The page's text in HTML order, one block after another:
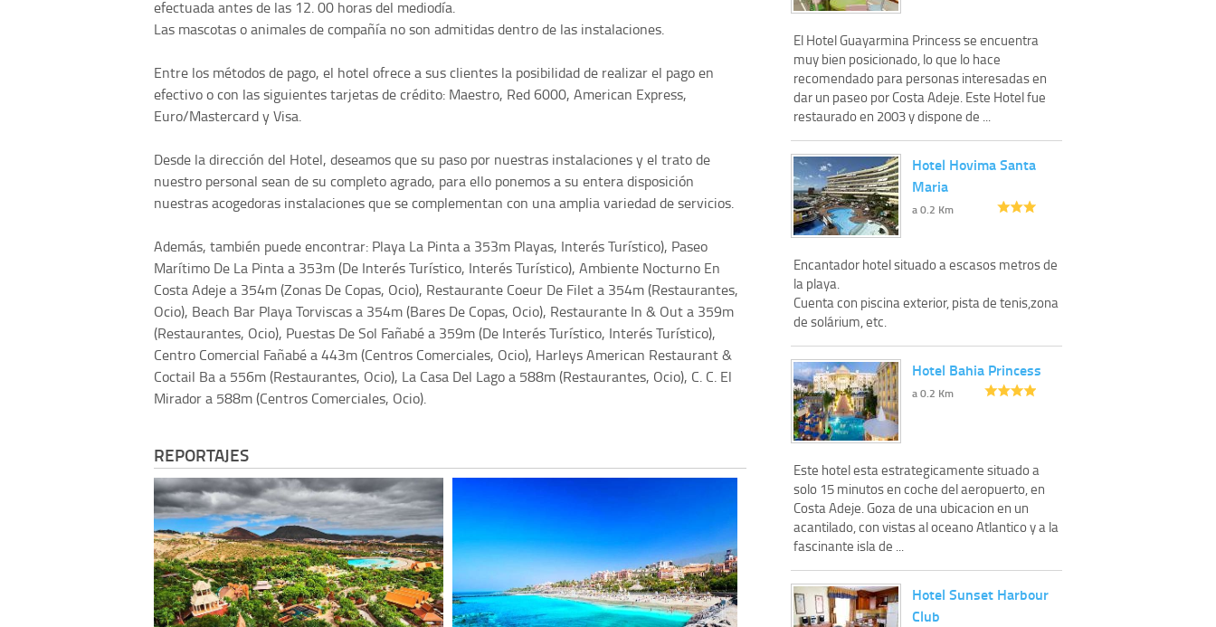
efectuada antes de las 12. 00 horas del mediodía.
Las mascotas o animales de compañía no son admitidas dentro de las instalaciones.
Entre los métodos de pago, el hotel ofrece a sus clientes la posibilidad de realizar el pago en
efectivo o con las siguientes tarjetas de crédito: Maestro, Red 6000, American Express,
Euro/Mastercard y Visa.
Desde la dirección del Hotel, deseamos que su paso por nuestras instalaciones y el trato de
nuestro personal sean de su completo agrado, para ello ponemos a su entera disposición
nuestras acogedoras instalaciones que se complementan con una amplia variedad de servicios.
Además, también puede encontrar: Playa La Pinta a 353m Playas, Interés Turístico), Paseo
Marítimo De La Pinta a 353m (De Interés Turístico, Interés Turístico), Ambiente Nocturno En
Costa Adeje a 354m (Zonas De Copas, Ocio), Restaurante Coeur De Filet a 354m (Restaurantes,
Ocio), Beach Bar Playa Torviscas a 354m (Bares De Copas, Ocio), Restaurante In & Out a 359m
(Restaurantes, Ocio), Puestas De Sol Fañabé a 359m (De Interés Turístico, Interés Turístico),
Centro Comercial Fañabé a 443m (Centros Comerciales, Ocio), Harleys American Restaurant &
Coctail Ba a 556m (Restaurantes, Ocio), La Casa Del Lago a 588m (Restaurantes, Ocio), C. C. El
Mirador a 588m (Centros Comerciales, Ocio).
REPORTAJES
El Hotel Guayarmina Princess se encuentra
muy bien posicionado, lo que lo hace
recomendado para personas interesadas en
dar un paseo por Costa Adeje. Este Hotel fue
restaurado en 2003 y dispone de ...
Hotel Hovima Santa
Maria
a 0.2 Km
Encantador hotel situado a escasos metros de
la playa.
Cuenta con piscina exterior, pista de tenis,zona
de solárium, etc.
Hotel Bahia Princess
a 0.2 Km
Este hotel esta estrategicamente situado a
solo 15 minutos en coche del aeropuerto, en
Costa Adeje. Goza de una ubicacion en un
acantilado, con vistas al oceano Atlantico y a la
fascinante isla de ...
Hotel Sunset Harbour
Club